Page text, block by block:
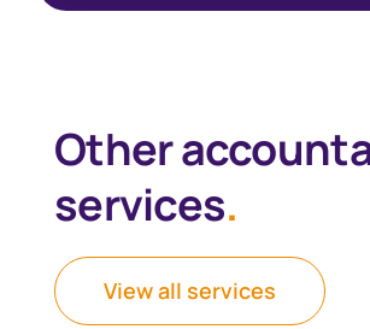
Other
services.
View all services